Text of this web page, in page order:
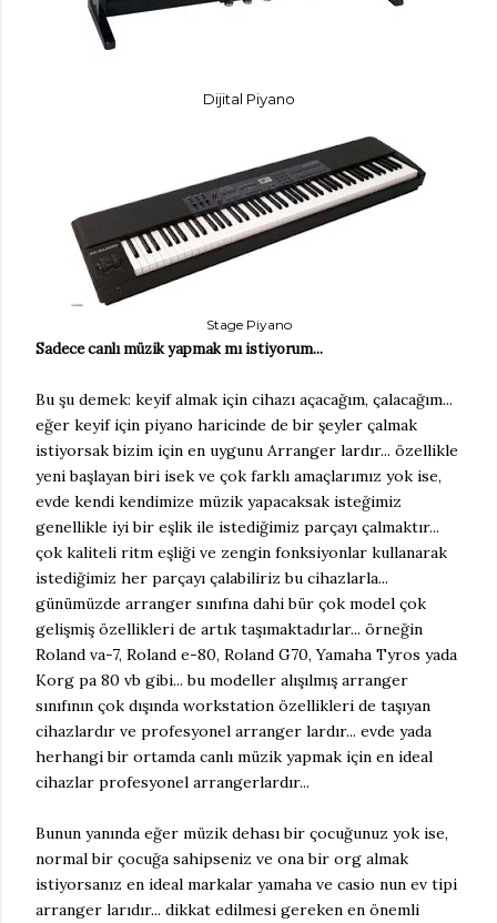
Dijital Piyano
Stage Piyano
Sadece canlı müzik yapmak mı istiyorum...
Bu şu demek: keyif almak için cihazı açacağım, çalacağım...
eğer keyif için piyano haricinde de bir şeyler çalmak
istiyorsak bizim için en uygunu Arranger lardır... özellikle
yeni başlayan biri isek ve çok farklı amaçlarımız yok ise,
evde kendi kendimize müzik yapacaksak isteğimiz
genellikle iyi bir eşlik ile istediğimiz parçayı çalmaktır...
çok kaliteli ritm eşliği ve zengin fonksiyonlar kullanarak
istediğimiz her parçayı çalabiliriz bu cihazlarla...
günümüzde arranger sınıfına dahi bür çok model çok
gelişmiş özellikleri de artık taşımaktadırlar... örneğin
Roland va-7, Roland e-80, Roland G70, Yamaha Tyros yada
Korg pa 80 vb gibi... bu modeller alışılmış arranger
sınıfının çok dışında workstation özellikleri de taşıyan
cihazlardır ve profesyonel arranger lardır... evde yada
herhangi bir ortamda canlı müzik yapmak için en ideal
cihazlar profesyonel arrangerlardır...
Bunun yanında eğer müzik dehası bir çocuğunuz yok ise,
normal bir çocuğa sahipseniz ve ona bir org almak
istiyorsanız en ideal markalar yamaha ve casio nun ev tipi
arranger larıdır... dikkat edilmesi gereken en önemli